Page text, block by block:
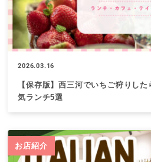
2026.03.16
【保存版】西三河でいちご狩りし
気ランチ5選
お店紹介